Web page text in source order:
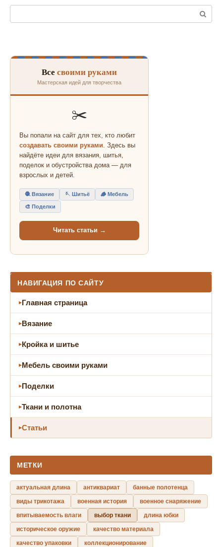
Поиск:
Все своими руками
Мастерская идей для творчества
✂️
Вы попали на сайт для тех, кто любит
создавать своими руками. Здесь вы
найдёте идеи для вязания, шитья,
поделок и обустройства дома — для
взрослых и детей.
🧶 Вязание 🪡 Шитьё 🪵 Мебель
🎨 Поделки
Читать статьи →
НАВИГАЦИЯ ПО САЙТУ
Главная страница
Вязание
Кройка и шитье
Мебель своими руками
Поделки
Ткани и полотна
Статьи
МЕТКИ
актуальная длина антиквариат
банные полотенца
виды трикотажа
военная история
военное снаряжение
впитываемость влаги
выбор ткани
длина юбки
историческое оружие
качество материала
качество упаковки
коллекционирование